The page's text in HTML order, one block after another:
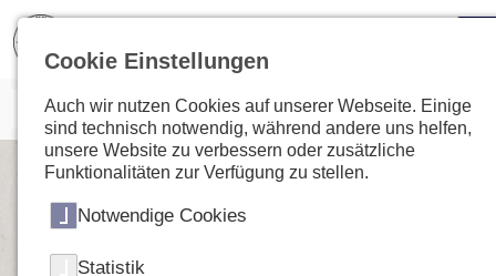
Cookie Einstellungen
Auch wir nutzen Cookies auf unserer Webseite. Einige
sind technisch notwendig, während andere uns helfen,
unsere Website zu verbessern oder zusätzliche
Funktionalitäten zur Verfügung zu stellen.
Notwendige Cookies
Statistik